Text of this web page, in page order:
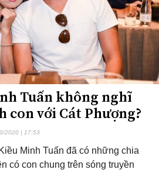
Tuấn không nghĩ
con với Cát Phượng?
2020 | 17:53
Minh Tuấn đã có những chia
có con chung trên sóng truyền